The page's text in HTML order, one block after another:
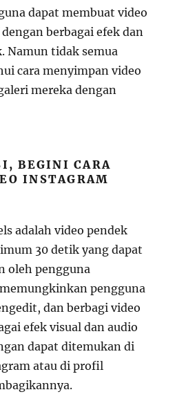
dapat membuat video
berbagai efek dan
Namun tidak semua
cara menyimpan video
mereka dengan
BEGINI CARA
INSTAGRAM
adalah video pendek
30 detik yang dapat
oleh pengguna
pengguna
dan berbagi video
efek visual dan audio
dapat ditemukan di
atau di profil